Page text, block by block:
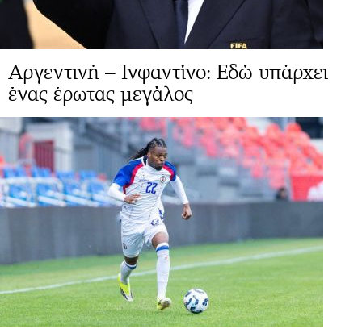
Αργεντινή – Ινφαντίνο: Εδώ υπάρχει
ένας έρωτας μεγάλος